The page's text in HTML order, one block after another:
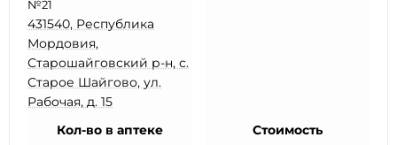
№21
431540, Республика
Мордовия,
Старошайговский р-н, с.
Старое Шайгово, ул.
Рабочая, д. 15
Кол-во в аптеке
Стоимость